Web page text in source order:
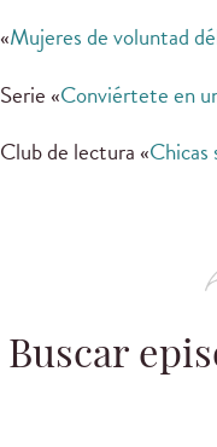
«Mujeres de voluntad
Serie «Conviértete en
Club de lectura «Chicas
Buscar